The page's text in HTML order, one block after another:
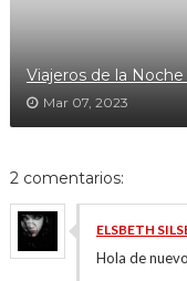
Viajeros de la
Mar 07, 2023
2 comentarios:
ELSBETH
Hola de